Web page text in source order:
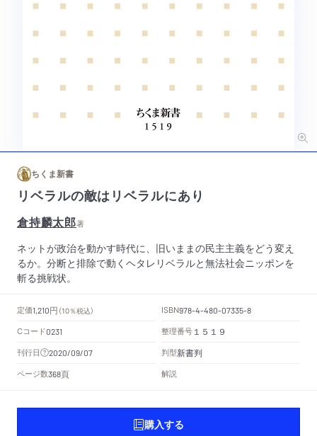
ちくま新書
リベラルの敵はリベラルにあり
倉持麟太郎著
ネットが政治を動かす時代に、旧いままの民主主義をどう変え
るか。分断と排除で動くヘタレリベラルと無法社会ニッポンを
斬る挑戦状。
定価1,210円 （10％税込） ISBN978-4-480-07335-8
Cコード0231 整理番号 １５１９
刊行日 2020/09/07 判型新書判
ページ数368頁 解説
購入する